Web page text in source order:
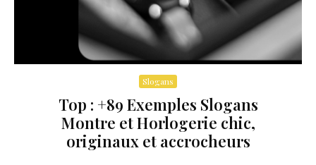
Slogans
Top : +89 Exemples Slogans
Montre et Horlogerie chic,
originaux et accrocheurs